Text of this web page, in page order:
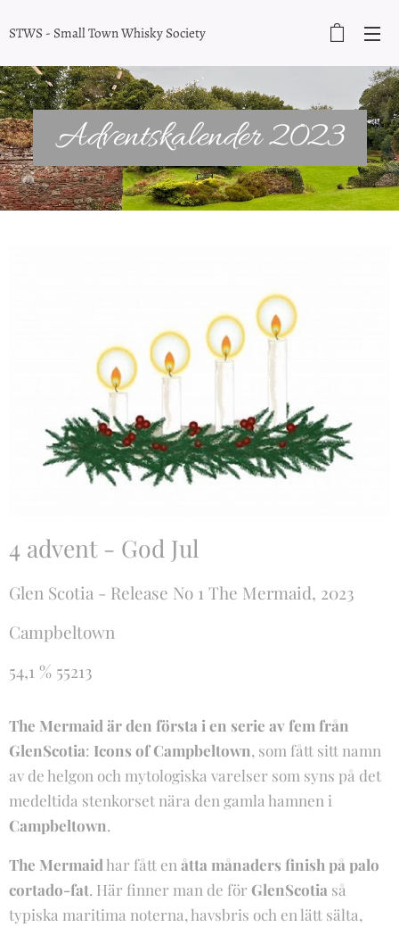
STWS - Small Town Whisky Society
Adventskalender 2023
4 advent - God Jul
Glen Scotia - Release No 1 The Mermaid, 2023
Campbeltown
54,1 % 55213
The Mermaid är den första i en serie av fem från
GlenScotia: Icons of Campbeltown, som fått sitt namn
av de helgon och mytologiska varelser som syns på det
medeltida stenkorset nära den gamla hamnen i
Campbeltown.
The Mermaid har fått en åtta månaders finish på palo
cortado-fat. Här finner man de för GlenScotia så
typiska maritima noterna, havsbris och en lätt sälta,